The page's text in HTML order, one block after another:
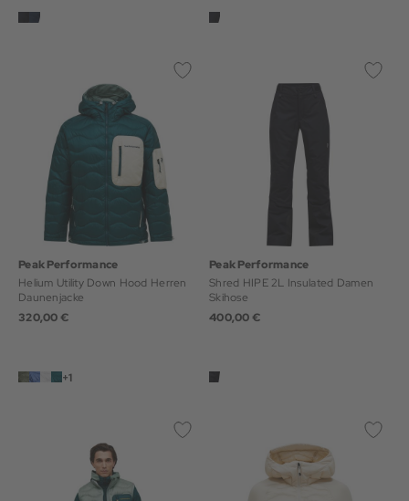
Peak Performance
Helium Utility Down Hood Herren
Daunenjacke
320,00 €
+1
Peak Performance
Shred HIPE 2L Insulated Damen
Skihose
400,00 €